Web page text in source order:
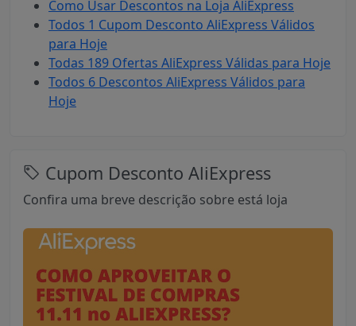
Como Usar Descontos na Loja AliExpress
Todos 1 Cupom Desconto AliExpress Válidos
para Hoje
Todas 189 Ofertas AliExpress Válidas para Hoje
Todos 6 Descontos AliExpress Válidos para
Hoje
Cupom Desconto AliExpress
Confira uma breve descrição sobre está loja